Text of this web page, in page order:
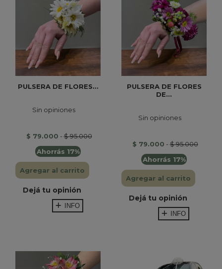
PULSERA DE FLORES...
Sin opiniones
$ 79.000 -$ 95.000
Ahorrás 17%
Agregar al carrito
Dejá tu opinión
INFO
PULSERA DE FLORES
DE...
Sin opiniones
$ 79.000 -$ 95.000
Ahorrás 17%
Agregar al carrito
Dejá tu opinión
INFO